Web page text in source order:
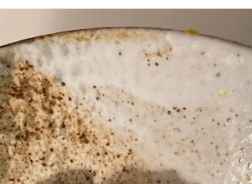
mais celle-ci est à la fois bien fraîche (avec
l’acidité des fruits) mais aussi super bien
en piment et gingembre, histoire de bien
réveiller nos papilles. Cette recette est inspirée
d’une recette de @thesocialfood, je trouvais
l’idée super d’utiliser les litchis et le
pamplemousse dans une recette thaï, je me
juste permise d’ajouter des vermicelles de
patate douce, pour